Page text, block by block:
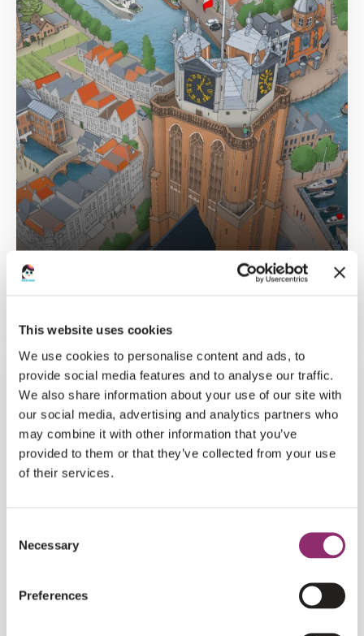
This website uses cookies
We use cookies to personalise content and ads, to
provide social media features and to analyse our traffic.
We also share information about your use of our site with
our social media, advertising and analytics partners who
may combine it with other information that you’ve
provided to them or that they’ve collected from your use
of their services.
Selection
Necessary
Preferences
PUZZEL: MOOI DORDRECHT
METERS MAKEN VOOR ONZE